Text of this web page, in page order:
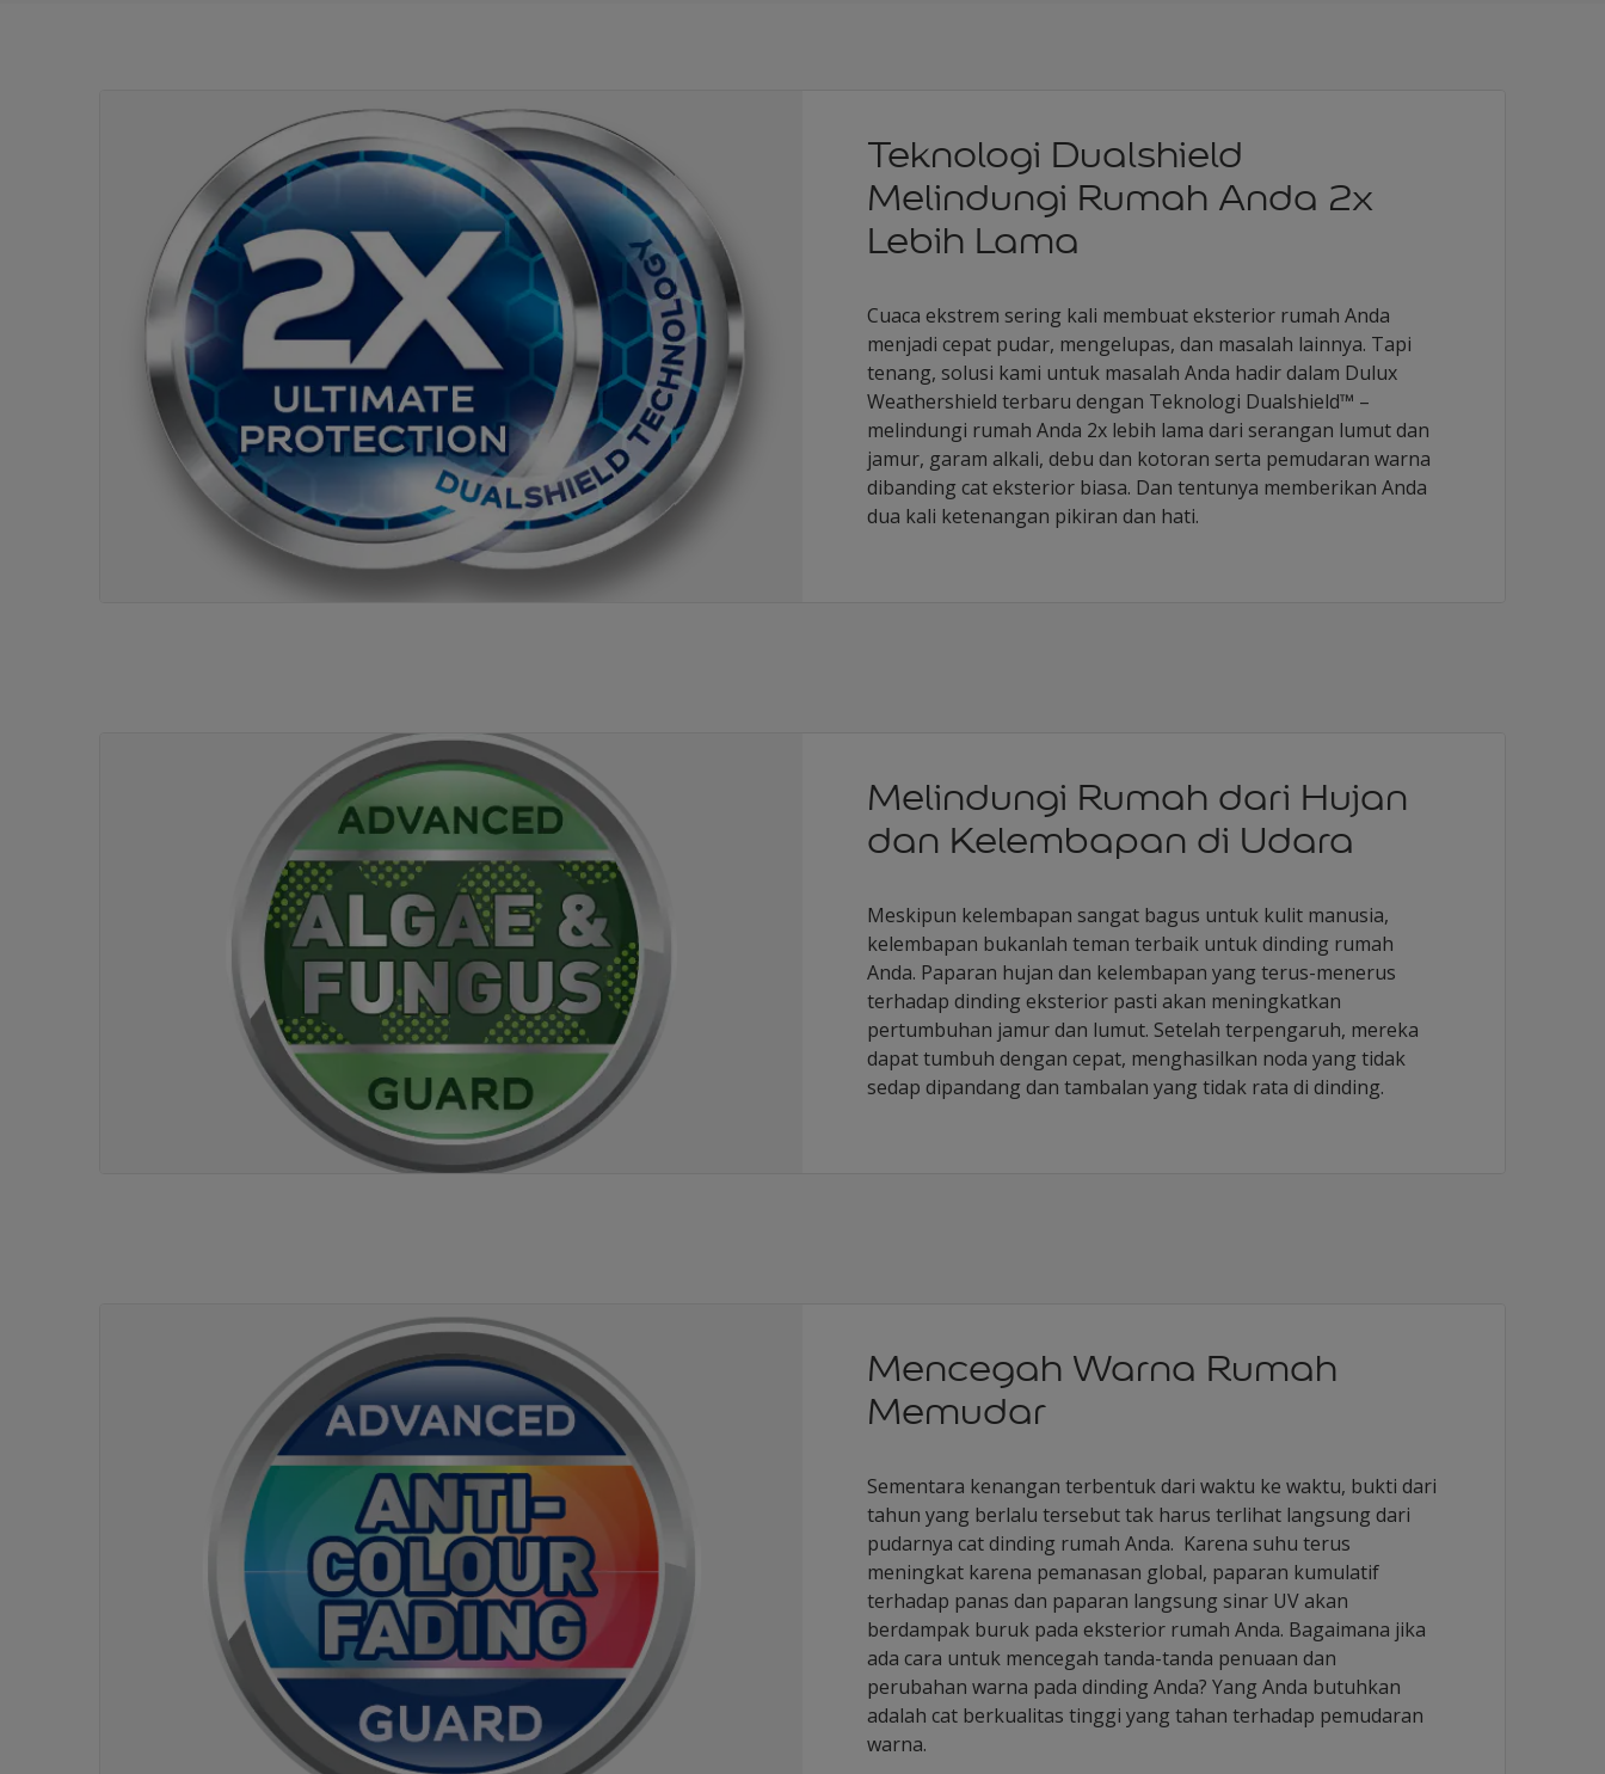
Teknologi Dualshield
Melindungi Rumah Anda 2x
Lebih Lama
Cuaca ekstrem sering kali membuat eksterior rumah Anda
menjadi cepat pudar, mengelupas, dan masalah lainnya. Tapi
tenang, solusi kami untuk masalah Anda hadir dalam Dulux
Weathershield terbaru dengan Teknologi Dualshield™ –
melindungi rumah Anda 2x lebih lama dari serangan lumut dan
jamur, garam alkali, debu dan kotoran serta pemudaran warna
dibanding cat eksterior biasa. Dan tentunya memberikan Anda
dua kali ketenangan pikiran dan hati.
Melindungi Rumah dari Hujan
dan Kelembapan di Udara
Meskipun kelembapan sangat bagus untuk kulit manusia,
kelembapan bukanlah teman terbaik untuk dinding rumah
Anda. Paparan hujan dan kelembapan yang terus-menerus
terhadap dinding eksterior pasti akan meningkatkan
pertumbuhan jamur dan lumut. Setelah terpengaruh, mereka
dapat tumbuh dengan cepat, menghasilkan noda yang tidak
sedap dipandang dan tambalan yang tidak rata di dinding.
Mencegah Warna Rumah
Memudar
Sementara kenangan terbentuk dari waktu ke waktu, bukti dari
tahun yang berlalu tersebut tak harus terlihat langsung dari
pudarnya cat dinding rumah Anda. Karena suhu terus
meningkat karena pemanasan global, paparan kumulatif
terhadap panas dan paparan langsung sinar UV akan
berdampak buruk pada eksterior rumah Anda. Bagaimana jika
ada cara untuk mencegah tanda-tanda penuaan dan
perubahan warna pada dinding Anda? Yang Anda butuhkan
adalah cat berkualitas tinggi yang tahan terhadap pemudaran
warna.